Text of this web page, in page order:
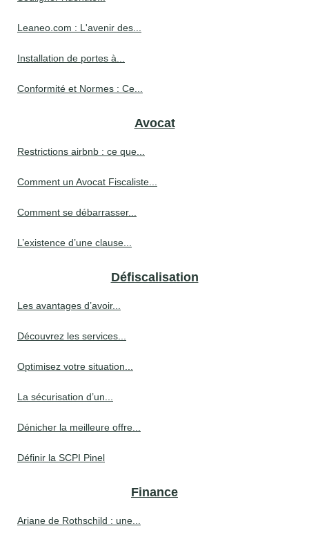
Leaneo.com : L'avenir des...
Installation de portes à...
Conformité et Normes : Ce...
Avocat
Restrictions airbnb : ce que...
Comment un Avocat Fiscaliste...
Comment se débarrasser...
L’existence d’une clause...
Défiscalisation
Les avantages d’avoir...
Découvrez les services...
Optimisez votre situation...
La sécurisation d’un...
Dénicher la meilleure offre...
Définir la SCPI Pinel
Finance
Ariane de Rothschild : une...